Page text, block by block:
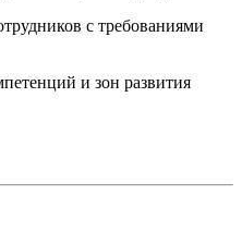
с требованиями
и зон развития